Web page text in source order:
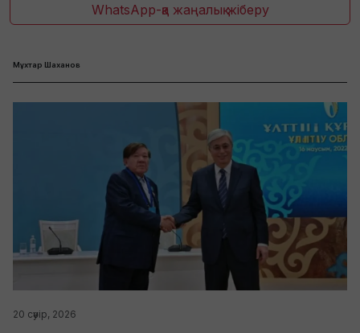
WhatsApp-қа жаңалық жіберу
Мұхтар Шаханов
20 сәуір, 2026